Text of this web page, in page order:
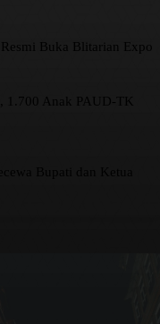
Buka Blitarian Expo
1.700 Anak PAUD-TK